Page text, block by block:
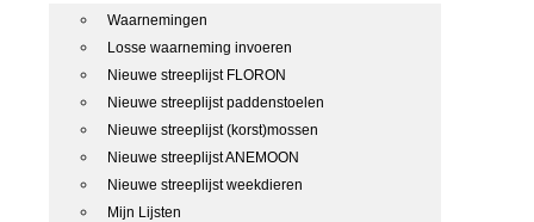
Waarnemingen
Losse waarneming invoeren
Nieuwe streeplijst FLORON
Nieuwe streeplijst paddenstoelen
Nieuwe streeplijst (korst)mossen
Nieuwe streeplijst ANEMOON
Nieuwe streeplijst weekdieren
Mijn Lijsten